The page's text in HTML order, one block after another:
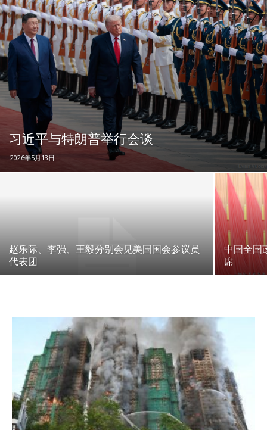
习近平与特朗普举行会谈
2026年5月13日
赵乐际、李强、王毅分别会见美国国会参议员
代表团
中国全国
席